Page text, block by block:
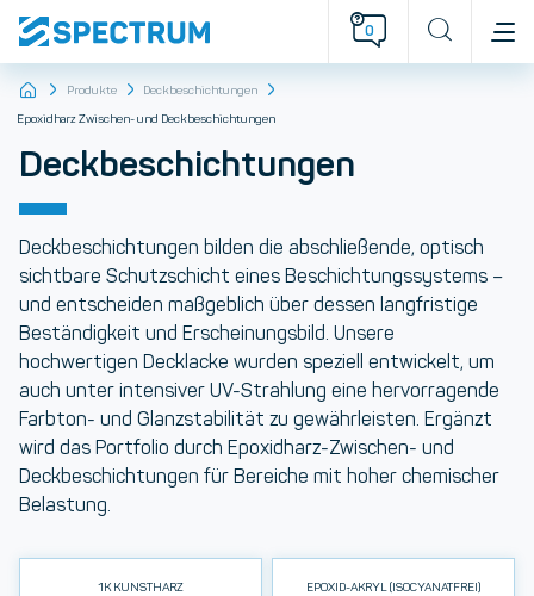
0
Produkte
Deckbeschichtungen
Epoxidharz Zwischen- und Deckbeschichtungen
Deckbeschichtungen
Deckbeschichtungen bilden die abschließende, optisch
sichtbare Schutzschicht eines Beschichtungssystems –
und entscheiden maßgeblich über dessen langfristige
Beständigkeit und Erscheinungsbild. Unsere
hochwertigen Decklacke wurden speziell entwickelt, um
auch unter intensiver UV-Strahlung eine hervorragende
Farbton- und Glanzstabilität zu gewährleisten. Ergänzt
wird das Portfolio durch Epoxidharz-Zwischen- und
Deckbeschichtungen für Bereiche mit hoher chemischer
Belastung.
1K KUNSTHARZ EPOXID-AKRYL (ISOCYANATFREI)